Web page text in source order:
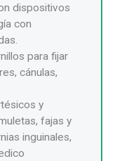
dispositivos
con
para fijar
cánulas,
y
fajas y
inguinales,